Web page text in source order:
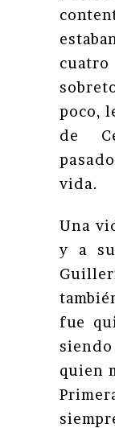
poco,
de
vida.
Una
y a
fue
quien